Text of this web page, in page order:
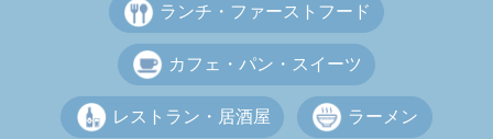
ランチ・ファーストフード
カフェ・パン・スイーツ
レストラン・居酒屋 ラーメン